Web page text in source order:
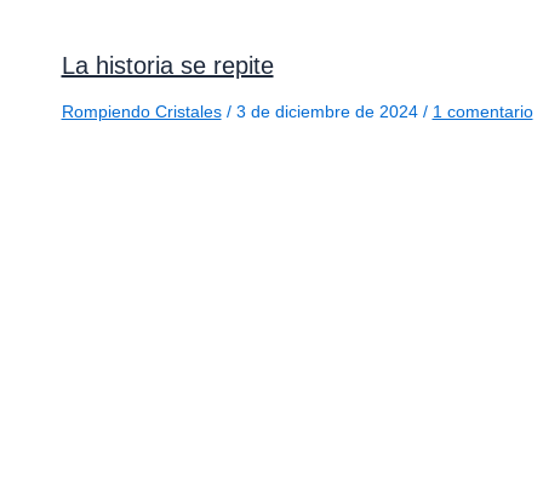
La historia se repite
Rompiendo Cristales/ 3 de diciembre de 2024 / 1 comentario